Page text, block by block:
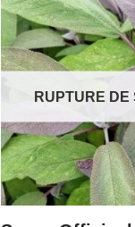
RUPTURE DE